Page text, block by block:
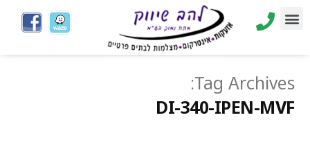
Tag Archives:
DI-340-IPEN-MVF